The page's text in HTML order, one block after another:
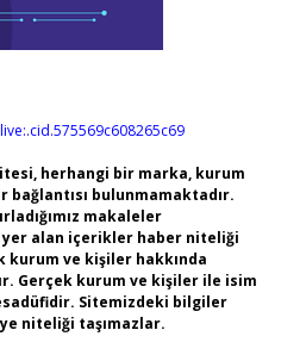
herhangi bir marka, kurum
bağlantısı bulunmamaktadır.
makaleler
yer alan içerikler haber niteliği
kurum ve kişiler hakkında
Gerçek kurum ve kişiler ile isim
Sitemizdeki bilgiler
niteliği taşımazlar.